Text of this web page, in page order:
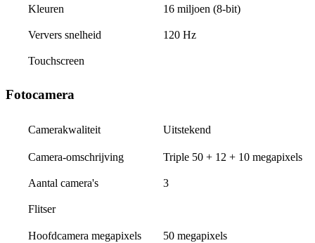
Kleuren 16 miljoen (8-bit)
Ververs snelheid 120 Hz
Touchscreen
Fotocamera
Camerakwaliteit Uitstekend
Camera-omschrijving Triple 50 + 12 + 10 megapixels
Aantal camera's 3
Flitser
Hoofdcamera megapixels 50 megapixels